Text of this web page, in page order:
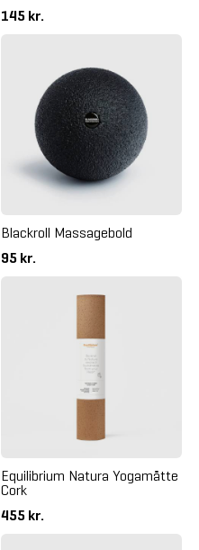
145 kr.
Blackroll Massagebold
95 kr.
Equilibrium Natura Yogamåtte
Cork
455 kr.